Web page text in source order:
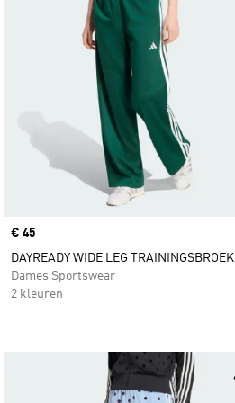
Price
€ 45
DAYREADY WIDE LEG TRAININGSBROEK
Dames Sportswear
2 kleuren
verlanglijst zetten